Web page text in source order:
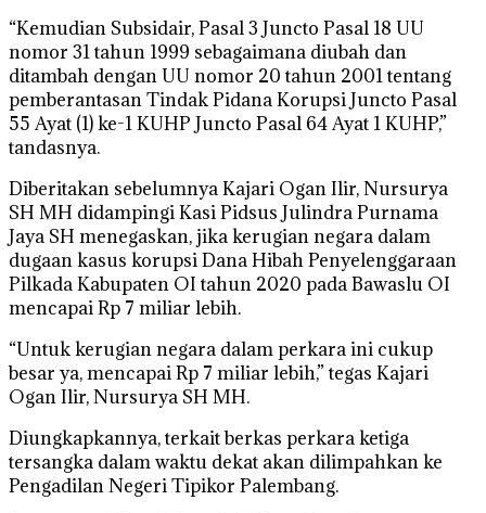
“Kemudian Subsidair, Pasal 3 Juncto Pasal 18 UU
nomor 31 tahun 1999 sebagaimana diubah dan
ditambah dengan UU nomor 20 tahun 2001 tentang
pemberantasan Tindak Pidana Korupsi Juncto Pasal
55 Ayat (1) ke-1 KUHP Juncto Pasal 64 Ayat 1 KUHP,”
tandasnya.
Diberitakan sebelumnya Kajari Ogan Ilir, Nursurya
SH MH didampingi Kasi Pidsus Julindra Purnama
Jaya SH menegaskan, jika kerugian negara dalam
dugaan kasus korupsi Dana Hibah Penyelenggaraan
Pilkada Kabupaten OI tahun 2020 pada Bawaslu OI
mencapai Rp 7 miliar lebih.
“Untuk kerugian negara dalam perkara ini cukup
besar ya, mencapai Rp 7 miliar lebih,” tegas Kajari
Ogan Ilir, Nursurya SH MH.
Diungkapkannya, terkait berkas perkara ketiga
tersangka dalam waktu dekat akan dilimpahkan ke
Pengadilan Negeri Tipikor Palembang.